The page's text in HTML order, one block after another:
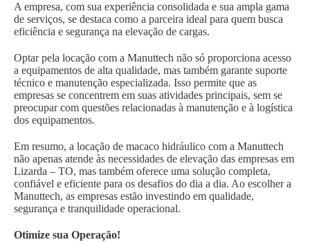
A empresa, com sua experiência consolidada e sua ampla gama
de serviços, se destaca como a parceira ideal para quem busca
eficiência e segurança na elevação de cargas.
Optar pela locação com a Manuttech não só proporciona acesso
a equipamentos de alta qualidade, mas também garante suporte
técnico e manutenção especializada. Isso permite que as
empresas se concentrem em suas atividades principais, sem se
preocupar com questões relacionadas à manutenção e à logística
dos equipamentos.
Em resumo, a locação de macaco hidráulico com a Manuttech
não apenas atende às necessidades de elevação das empresas em
Lizarda – TO, mas também oferece uma solução completa,
confiável e eficiente para os desafios do dia a dia. Ao escolher a
Manuttech, as empresas estão investindo em qualidade,
segurança e tranquilidade operacional.
Otimize sua Operação!